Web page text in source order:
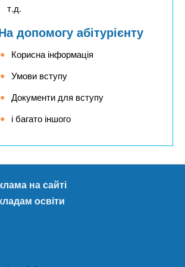
т.д.
допомогу абітурієнту
Корисна інформація
Умови вступу
Документи для вступу
і багато іншого
на сайті
освіти